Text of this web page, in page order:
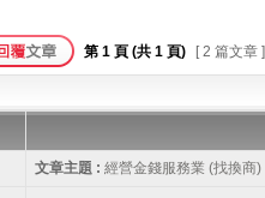
第 1 頁 (共 1 頁) [ 2 篇文章 ]
文章主題 : 經營金錢服務業 (找換商)